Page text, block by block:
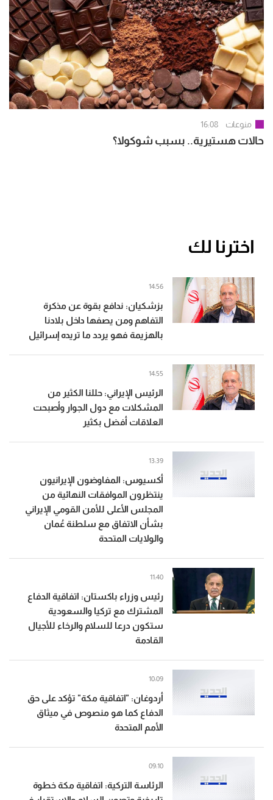
منوعات 16:08
حالات هستيرية.. بسبب شوكولا؟
اخترنا لك
بزشكيان: ندافع بقوة عن مذكرة
التفاهم ومن يصفها داخل بلادنا
بالهزيمة فهو يردد ما تريده إسرائيل
14:56
الرئيس الإيراني: حللنا الكثير من
المشكلات مع دول الجوار وأصبحت
العلاقات أفضل بكثير
14:55
أكسيوس: المفاوضون الإيرانيون
ينتظرون الموافقات النهائية من
المجلس الأعلى للأمن القومي الإيراني
بشأن الاتفاق مع سلطنة عُمان
والولايات المتحدة
13:39
رئيس وزراء باكستان: اتفاقية الدفاع
المشترك مع تركيا والسعودية
ستكون درعا للسلام والرخاء للأجيال
القادمة
11:40
أردوغان: "اتفاقية مكة" تؤكد على حق
الدفاع كما هو منصوص في ميثاق
الأمم المتحدة
10:09
الرئاسة التركية: اتفاقية مكة خطوة
09:10